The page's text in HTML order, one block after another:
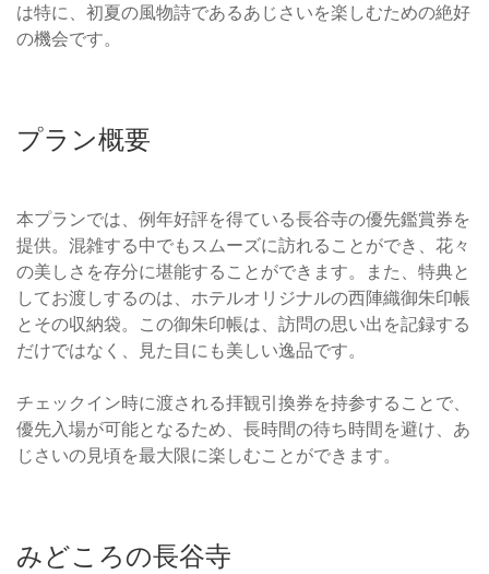
は特に、初夏の風物詩であるあじさいを楽しむための絶好
の機会です。
プラン概要
本プランでは、例年好評を得ている長谷寺の優先鑑賞券を
提供。混雑する中でもスムーズに訪れることができ、花々
の美しさを存分に堪能することができます。また、特典と
してお渡しするのは、ホテルオリジナルの西陣織御朱印帳
とその収納袋。この御朱印帳は、訪問の思い出を記録する
だけではなく、見た目にも美しい逸品です。
チェックイン時に渡される拝観引換券を持参することで、
優先入場が可能となるため、長時間の待ち時間を避け、あ
じさいの見頃を最大限に楽しむことができます。
みどころの長谷寺